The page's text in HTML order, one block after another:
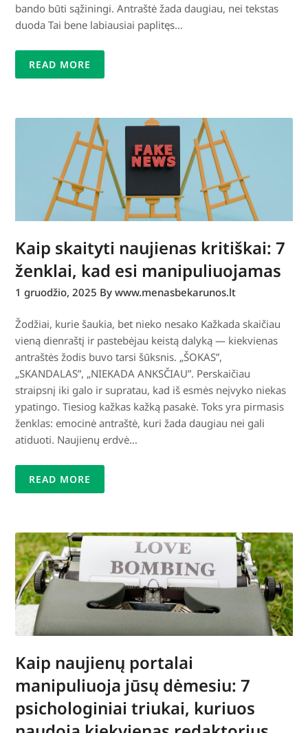
bando būti sąžiningi. Antraštė žada daugiau, nei tekstas
duoda Tai bene labiausiai paplitęs…
READ MORE
Kaip skaityti naujienas kritiškai: 7
ženklai, kad esi manipuliuojamas
1 gruodžio, 2025 By www.menasbekarunos.lt
Žodžiai, kurie šaukia, bet nieko nesako Kažkada skaičiau
vieną dienraštį ir pastebėjau keistą dalyką — kiekvienas
antraštės žodis buvo tarsi šūksnis. „ŠOKAS”,
„SKANDALAS”, „NIEKADA ANKSČIAU”. Perskaičiau
straipsnį iki galo ir supratau, kad iš esmės neįvyko niekas
ypatingo. Tiesiog kažkas kažką pasakė. Toks yra pirmasis
ženklas: emocinė antraštė, kuri žada daugiau nei gali
atiduoti. Naujienų erdvė…
READ MORE
Kaip naujienų portalai
manipuliuoja jūsų dėmesiu: 7
psichologiniai triukai, kuriuos